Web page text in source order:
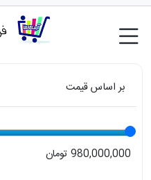
بر اساس قیمت
980,000,000 تومان